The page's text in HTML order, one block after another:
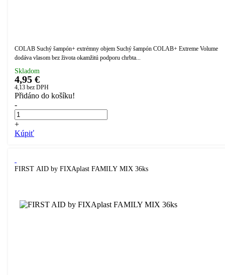
COLAB Suchý šampón+ extrémny objem Suchý šampón COLAB+ Extreme Volume
dodáva vlasom bez života okamžitú podporu chrbta...
Skladom
4,95 €
4,13 bez DPH
Přidáno do košíku!
-
+
Kúpiť
FIRST AID by FIXAplast FAMILY MIX 36ks